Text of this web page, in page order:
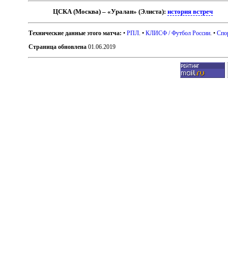
ЦСКА (Москва) – «Уралан» (Элиста):история встреч
Технические данные этого матча: •РПЛ . •КЛИСФ / Футбол России . •
Страница обновлена 01.06.2019